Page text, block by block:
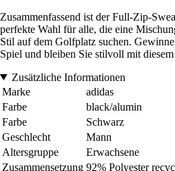
Zusammenfassend ist der Full-Zip-
perfekte Wahl für alle, die eine
Stil auf dem Golfplatz suchen.
Spiel und bleiben Sie stilvoll mit
Zusätzliche Informationen
Marke
adidas
Farbe
black/alumin
Farbe
Schwarz
Geschlecht
Mann
Altersgruppe
Erwachsene
Zusammensetzung 92% Polyester